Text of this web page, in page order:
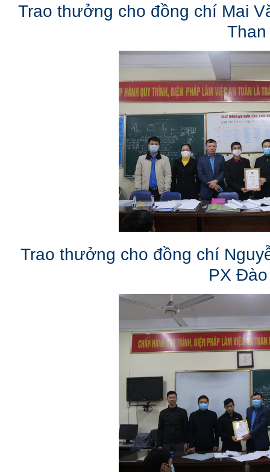
Trao thưởng cho đồng chí Mai
Trao thưởng cho đồng chí
PX